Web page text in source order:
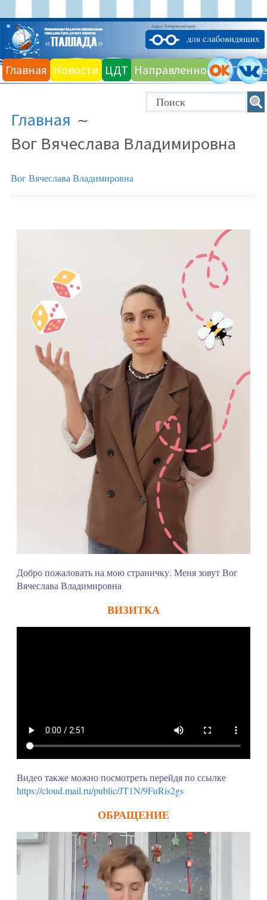
Главная Новости ЦДТ Направленности
Главная
Вог Вячеслава Владимировна
Вог Вячеслава Владимировна
Добро пожаловать на мою страничку. Меня зовут Вог
Вячеслава Владимировна
ВИЗИТКА
Видео также можно посмотреть перейдя по ссылке
https://cloud.mail.ru/public/JT1N/9FuRis2gs
ОБРАЩЕНИЕ